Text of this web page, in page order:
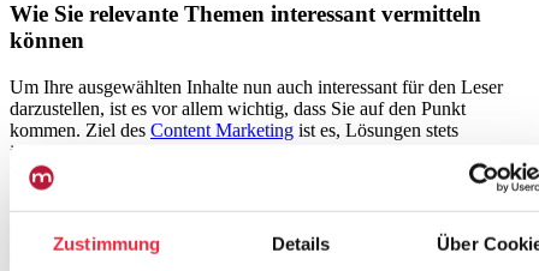
Zustimmung Details Über
Wie Sie relevante Themen interessant vermitteln
können
Um Ihre ausgewählten Inhalte nun auch interessant für den Leser
darzustellen, ist es vor allem wichtig, dass Sie auf den Punkt
kommen. Ziel des Content Marketing ist es, Lösungen stets
informativ und themenspezifisch zu formulieren und dabei klare
Worte zu finden. Halten Sie sich lieber
, anstatt
Ihre Inhalte mit überflüssigen Informationen zu strecken.
Besonders im Gesundheitsmarkt ist es wichtig, dass Sie
medizinischen Fachjargon
verwenden, diesen jedoch nur so weit